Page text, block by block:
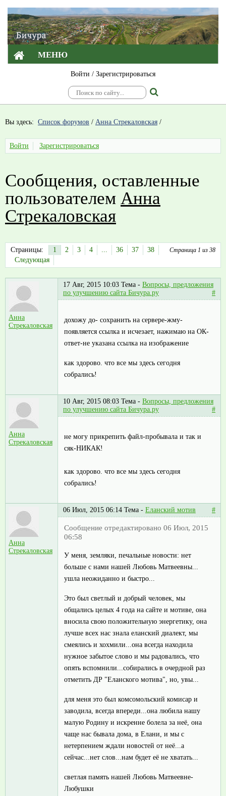
МЕНЮ
Войти / Зарегистрироваться
Вы здесь: Список форумов / Анна Стрекаловская /
Войти Зарегистрироваться
Сообщения, оставленные
пользователем Анна
Стрекаловская
Страница 1 из 38
Страницы: 1 2 3 4 36 37
38
Следующая
Анна
Стрекаловская
17 Авг, 2015 10:03 Тема - Вопросы, предложения
по улучшению сайта Бичура.ру
#
дохожу до- сохранить на сервере-жму-
появляется ссылка и исчезает, нажимаю на ОК-
ответ-не указана ссылка на изображение
как здорово. что все мы здесь сегодня
собрались!
Анна
Стрекаловская
10 Авг, 2015 08:03 Тема - Вопросы, предложения
по улучшению сайта Бичура.ру
#
не могу прикрепить файл-пробывала и так и
сяк-НИКАК!
как здорово. что все мы здесь сегодня
собрались!
Анна
Стрекаловская
06 Июл, 2015 06:14 Тема - Еланский мотив #
Сообщение отредактировано 06 Июл, 2015
06:58
У меня, земляки, печальные новости: нет
больше с нами нашей Любовь Матвеевны...
ушла неожиданно и быстро...
Это был светлый и добрый человек, мы
общались целых 4 года на сайте и мотиве, она
вносила свою положительную энергетику, она
лучше всех нас знала еланский диалект, мы
смеялись и хохмили...она всегда находила
нужное забытое слово и мы радовались, что
опять вспомнили...собирались в очердной раз
отметить ДР "Еланского мотива", но, увы...
для меня это был комсомольский комисар и
заводила, всегда впереди...она любила нашу
малую Родину и искренне болела за неё, она
чаще нас бывала дома, в Елани, и мы с
нетерпением ждали новостей от неё...а
сейчас...нет слов...нам будет её не хватать...
светлая память нашей Любовь Матвеевне-
Любушки